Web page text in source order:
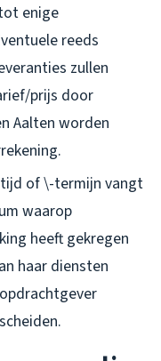
enige
reeds
zullen
prijs door
Aalten worden
of \-termijn vangt
waarop
heeft gekregen
haar diensten